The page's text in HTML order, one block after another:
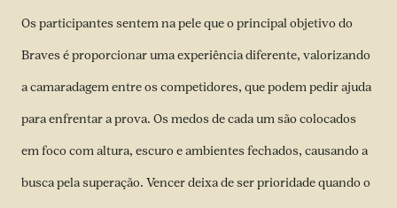
Os participantes sentem na pele que o principal objetivo do
Braves é proporcionar uma experiência diferente, valorizando
a camaradagem entre os competidores, que podem pedir ajuda
para enfrentar a prova. Os medos de cada um são colocados
em foco com altura, escuro e ambientes fechados, causando a
busca pela superação. Vencer deixa de ser prioridade quando o